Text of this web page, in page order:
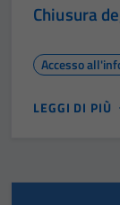
Chiusura
Accesso
LEGGI DI PIÙ